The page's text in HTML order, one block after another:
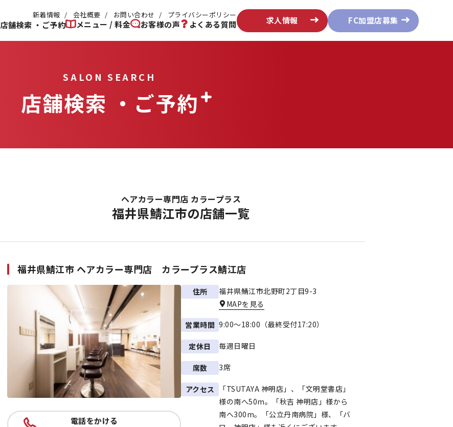
店舗検索 ・ご予約 メニュー / 料金 お客様の声 よくある質問
新着情報 会社概要 お問い合わせ プライバシーポリシー
求人情報 FC加盟店募集
SALON SEARCH
店舗検索 ・ご予約
ヘアカラー専門店 カラープラス
福井県鯖江市の店舗一覧
福井県鯖江市 ヘアカラー専門店 カラープラス鯖江店
電話をかける
住所
福井県鯖江市北野町2丁目9-3
MAPを見る
営業時間 9:00～18:00（最終受付17:20）
定休日 毎週日曜日
席数 3席
アクセス
「TSUTAYA 神明店」、「文明堂書店」
様の南へ50m。「秋吉 神明店」様から
南へ300m。「公立丹南病院」様、「バ